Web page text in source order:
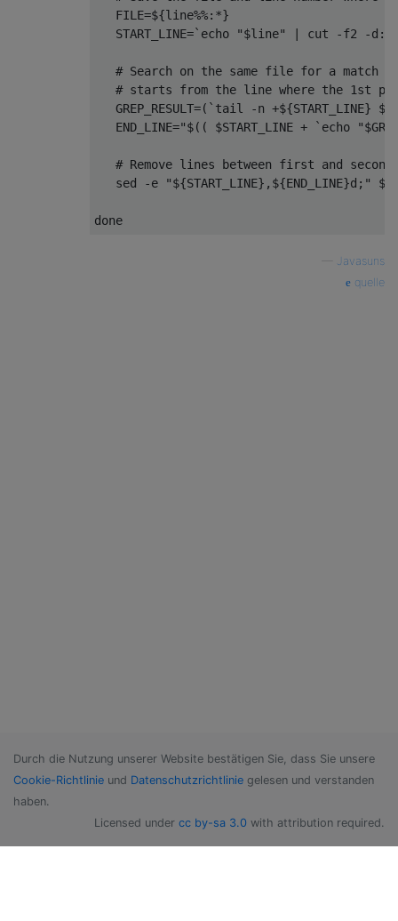
   FILE=
${line%%:*}
   START_LINE=`
echo "$line" | cut -f2 -d:`
# Search on the same file for a match
# starts from the line where the 1st
   GREP_RESULT=(`tail -n +
${START_LINE}
   END_LINE=
"$(( $START_LINE + `echo "
# Remove lines between first and
   sed -e
"${START_LINE} , ${END_LINE}d;"
done
Javasuns
quelle
Durch die Nutzung unserer Website bestätigen Sie, dass Sie unsere
Cookie-Richtlinie und Datenschutzrichtlinie gelesen und verstanden
haben.
Licensed under cc by-sa 3.0 with attribution required.